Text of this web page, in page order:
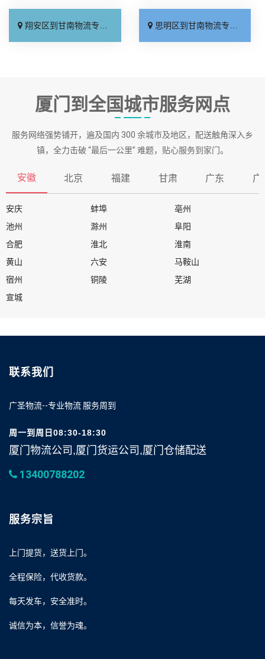
翔安区到甘南物流专线_省事省心「运保时效」 思明区到甘南物流专线_专线查询「全程直达」
厦门到全国城市服务网点
服务网络强势铺开，遍及国内 300 余城市及地区，配送触角深入乡
镇，全力击破 “最后一公里” 难题，贴心服务到家门。
安徽 北京 福建 甘肃 广东 广
安庆 蚌埠
亳州
池州
滁州
阜阳
合肥
淮北
淮南
黄山
六安
马鞍山
宿州
铜陵
芜湖
宣城
联系我们
广圣物流--专业物流 服务周到
周一到周日08:30-18:30
厦门物流公司,厦门货运公司,厦门仓储配送
13400788202
服务宗旨
上门提货，送货上门。
全程保险，代收货款。
每天发车，安全准时。
诚信为本，信誉为魂。